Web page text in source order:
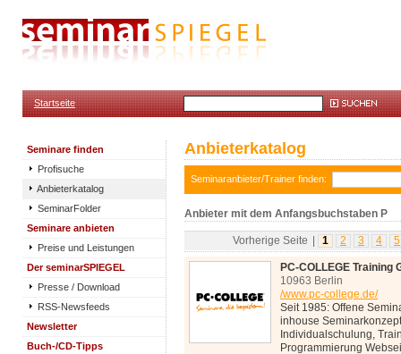
Startseite
Seminare finden
Profisuche
Anbieterkatalog
SeminarFolder
Seminare anbieten
Preise und Leistungen
Der seminarSPIEGEL
Presse / Download
RSS-Newsfeeds
Newsletter
Buch-/CD-Tipps
Anbieterkatalog
Seminaranbieter/Trainer finden:
Anbieter mit dem Anfangsbuchstaben P
Vorherige Seite 1 2 3 4 5
PC-COLLEGE Training
10963 Berlin
/www.pc-college.de/
Seit 1985: Offene
inhouse
Individualschulung,
Programmierung